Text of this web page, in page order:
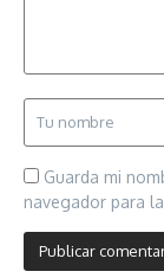
Guarda mi
navegador para